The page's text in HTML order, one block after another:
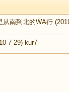
从南到北的WA行
7-29) kur7